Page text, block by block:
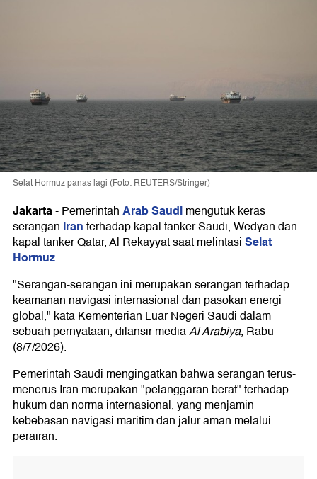
Selat Hormuz panas lagi (Foto: REUTERS/Stringer)
Jakarta-PemerintahArab Saudimengutuk keras
serangan Iranterhadap kapal tanker Saudi, Wedyan dan
kapal tanker Qatar, Al Rekayyat saat melintasiSelat
Hormuz.
"Serangan-serangan ini merupakan serangan terhadap
keamanan navigasi internasional dan pasokan energi
global," kata Kementerian Luar Negeri Saudi dalam
sebuah pernyataan, dilansir mediaAl Arabiya, Rabu
(8/7/2026).
Pemerintah Saudi mengingatkan bahwa serangan terus-
menerus Iran merupakan "pelanggaran berat" terhadap
hukum dan norma internasional, yang menjamin
kebebasan navigasi maritim dan jalur aman melalui
perairan.